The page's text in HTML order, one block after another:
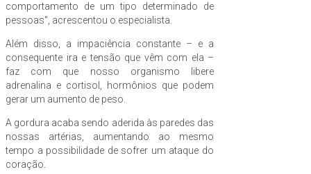
comportamento de um tipo determinado de
pessoas", acrescentou o especialista.
Além disso, a impaciência constante – e a
consequente ira e tensão que vêm com ela –
faz com que nosso organismo libere
adrenalina e cortisol, hormônios que podem
gerar um aumento de peso.
A gordura acaba sendo aderida às paredes das
nossas artérias, aumentando ao mesmo
tempo a possibilidade de sofrer um ataque do
coração.